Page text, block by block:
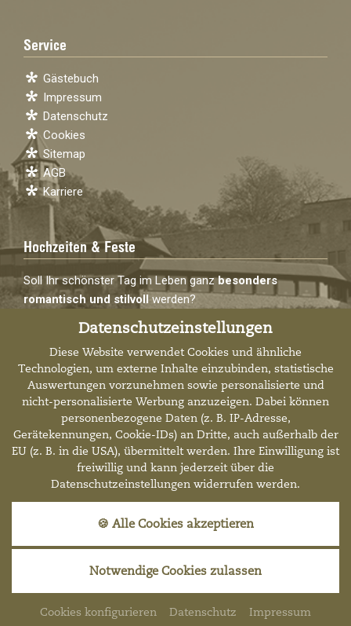
Datenschutzeinstellungen
Diese Website verwendet Cookies und ähnliche
Technologien, um externe Inhalte einzubinden, statistische
Auswertungen vorzunehmen sowie personalisierte und
nicht-personalisierte Werbung anzuzeigen. Dabei können
personenbezogene Daten (z. B. IP-Adresse,
Gerätekennungen, Cookie-IDs) an Dritte, auch außerhalb der
EU (z. B. in die USA), übermittelt werden. Ihre Einwilligung ist
freiwillig und kann jederzeit über die
Datenschutzeinstellungen widerrufen werden.
🍪 Alle Cookies akzeptieren
Notwendige Cookies zulassen
Cookies konfigurieren Datenschutz Impressum
Service
Gästebuch
Impressum
Datenschutz
Cookies
Sitemap
AGB
Karriere
Hochzeiten & Feste
Soll Ihr schönster Tag im Leben ganzbesonders
romantisch und stilvoll werden?
Dann planen Sie Ihre Hochzeit im Hotel Burg Hornberg im
romantischen Neckartal.
MEHR INFOS
Newsletter
Datenschutz
Dieser Inhalt ist nur sichtbar wenn Sie
Cookies von "The Rocket Science Group,
LLC" akzeptieren.
Akzeptieren
Einstellungen